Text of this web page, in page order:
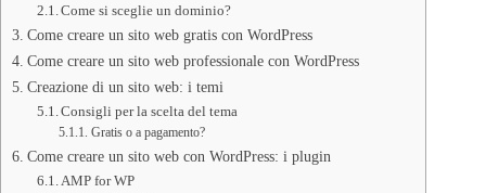
Come si sceglie un dominio?
Come creare un sito web gratis con WordPress
Come creare un sito web professionale con WordPress
Creazione di un sito web: i temi
Consigli per la scelta del tema
Gratis o a pagamento?
Come creare un sito web con WordPress: i plugin
AMP for WP